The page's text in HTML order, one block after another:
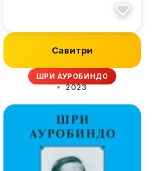
Савитри
ШРИ АУРОБИНДО
2023